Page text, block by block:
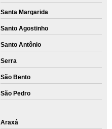
Santa Margarida
Santo Agostinho
Santo Antônio
Serra
São Bento
São Pedro
Araxá